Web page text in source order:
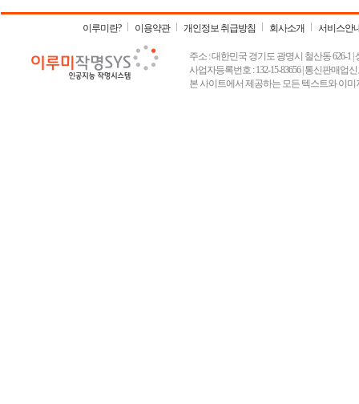
단을 통해 따로 명
④ 회사가 전항에
내에 의사표시를
게 공지 또는 통지
니한 경우 회원이
- 방문에 관한 기록
보존 이유 : 통신비
보존 기간 : 3개월
- 본인확인에 관한
이루미란? 이용약관 개인정보 취급방침 회사소개 서비스안
주소 : 대한민국 경기도 광명시 철산동 626-1 |
사업자등록번호 : 132-15-83656 | 통신판매업
본 사이트에서 제공하는 모든 텍스트와 이